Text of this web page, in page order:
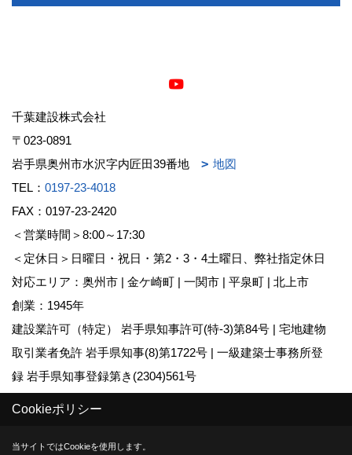
千葉建設株式会社
〒023-0891
岩手県奥州市水沢字内匠田39番地
地図
TEL： 0197-23-4018
FAX：0197-23-2420
＜営業時間＞8:00～17:30
＜定休日＞日曜日・祝日・第2・3・4土曜日、弊社指定休日
対応エリア：奥州市 | 金ケ崎町 | 一関市 | 平泉町 | 北上市
創業：1945年
建設業許可（特定） 岩手県知事許可(特-3)第84号 | 宅地建物
取引業者免許 岩手県知事(8)第1722号 | 一級建築士事務所登
録 岩手県知事登録第き(2304)561号
Copyright (c) chibakensetsu. All Rights Reserved.
Cookieポリシー
当サイトではCookieを使用します。